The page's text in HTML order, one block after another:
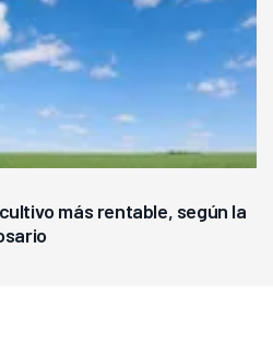
más rentable, según la